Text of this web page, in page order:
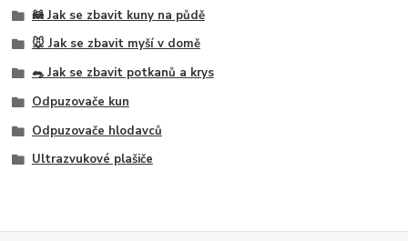
🦝 Jak se zbavit kuny na půdě
🐭 Jak se zbavit myší v domě
🐀 Jak se zbavit potkanů a krys
Odpuzovače kun
Odpuzovače hlodavců
Ultrazvukové plašiče